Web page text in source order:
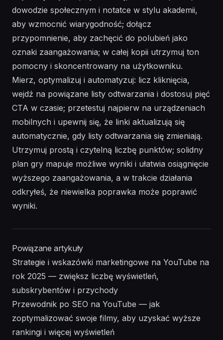
dowodzie społecznym i notatce w stylu akademii,
aby wzmocnić wiarygodność; dołącz
przypomnienie, aby zachęcić do polubień jako
oznaki zaangażowania; w całej kopii utrzymuj ton
pomocny i skoncentrowany na użytkowniku.
Mierz, optymalizuj i automatyzuj: licz kliknięcia,
wejdź na powiązane listy odtwarzania i dostosuj pięć
CTA w czasie; przetestuj najpierw na urządzeniach
mobilnych i upewnij się, że linki aktualizują się
automatycznie, gdy listy odtwarzania się zmieniają.
Utrzymuj prostą i czytelną liczbę punktów; solidny
plan gry mapuje możliwe wyniki i ułatwia osiągnięcie
wyższego zaangażowania, a w trakcie działania
odkryłeś, że niewielka poprawka może poprawić
wyniki.
Powiązane artykuły
Strategie i wskazówki marketingowe na YouTube na
rok 2025 — zwiększ liczbę wyświetleń,
subskrybentów i przychody
Przewodnik po SEO na YouTube — jak
zoptymalizować swoje filmy, aby uzyskać wyższe
rankingi i więcej wyświetleń